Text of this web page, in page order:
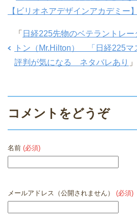
【ビリオネアデザインアカデミー
「 日経225先物のベテラントレ
トン（Mr.Hilton） 「日経225
評判が気になる ネタバレあり 」
コメントをどうぞ
名前 (必須)
メールアドレス（公開されません） (必須)